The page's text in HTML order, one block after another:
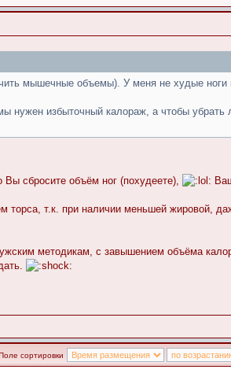
мышечные объемы). У меня не худые ноги
нужен избыточный калораж, а чтобы
Вы сбросите объём ног (похудеете),
торса, т.к. при наличии меньшей жировой,
методикам, с завышением объёма
сортировки